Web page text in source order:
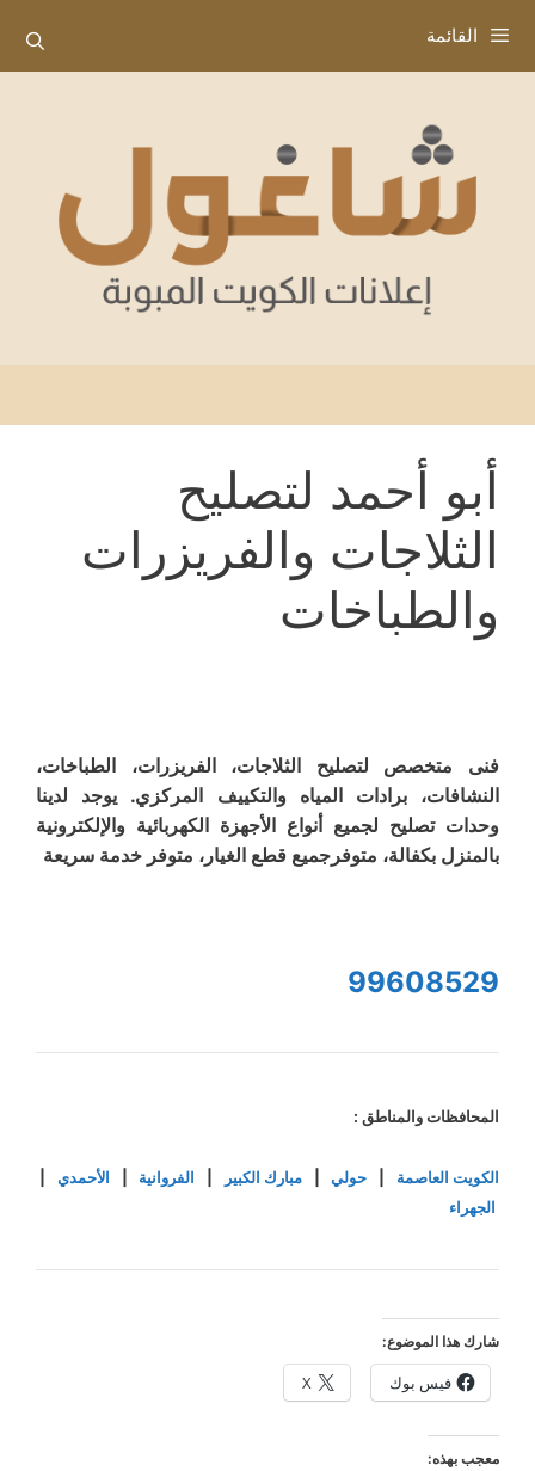
إلى
المحتوى
القائمة
أبو أحمد لتصليح
الثلاجات والفريزرات
والطباخات
فنى متخصص لتصليح الثلاجات، الفريزرات، الطباخات،
النشافات، برادات المياه والتكييف المركزي. يوجد لدينا
وحدات تصليح لجميع أنواع الأجهزة الكهربائية والإلكترونية
بالمنزل بكفالة، متوفرجميع قطع الغيار، متوفر خدمة سريعة
99608529
المحافظات والمناطق :
الكويت العاصمة حولي|مبارك الكبير الفروانية الأحمدي
الجهراء
شارك هذا الموضوع:
فيس بوك X
معجب بهذه: